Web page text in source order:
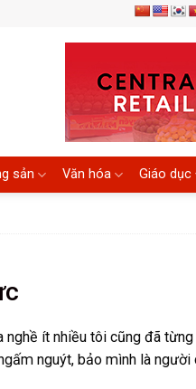
sản Văn hóa Giáo dục
ít nhiều tôi cũng đã
nguýt, bảo mình là người